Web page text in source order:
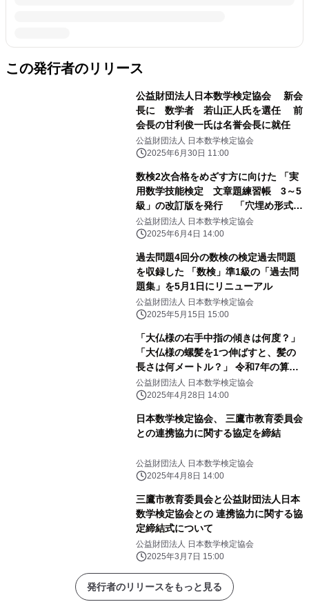
この発行者のリリース
公益財団法人日本数学検定協会 新会
長に 数学者 若山正人氏を選任 前
会長の甘利俊一氏は名誉会長に就任
公益財団法人 日本数学検定協会
2025年6月30日 11:00
数検2次合格をめざす方に向けた 「実
用数学技能検定 文章題練習帳 3～5
級」の改訂版を発行 「穴埋め形式」
で自分で解く力が身につく
公益財団法人 日本数学検定協会
2025年6月4日 14:00
過去問題4回分の数検の検定過去問題
を収録した 「数検」準1級の「過去問
題集」を5月1日にリニューアル
公益財団法人 日本数学検定協会
2025年5月15日 15:00
「大仏様の右手中指の傾きは何度？」
「大仏様の螺髪を1つ伸ばすと、髪の
長さは何メートル？」 令和7年の算額
を東大寺に奉納、 問題を作成した児童
を大仏殿で表彰
公益財団法人 日本数学検定協会
2025年4月28日 14:00
日本数学検定協会、 三鷹市教育委員会
との連携協力に関する協定を締結
公益財団法人 日本数学検定協会
2025年4月8日 14:00
三鷹市教育委員会と公益財団法人日本
数学検定協会との 連携協力に関する協
定締結式について
公益財団法人 日本数学検定協会
2025年3月7日 15:00
発行者のリリースをもっと見る